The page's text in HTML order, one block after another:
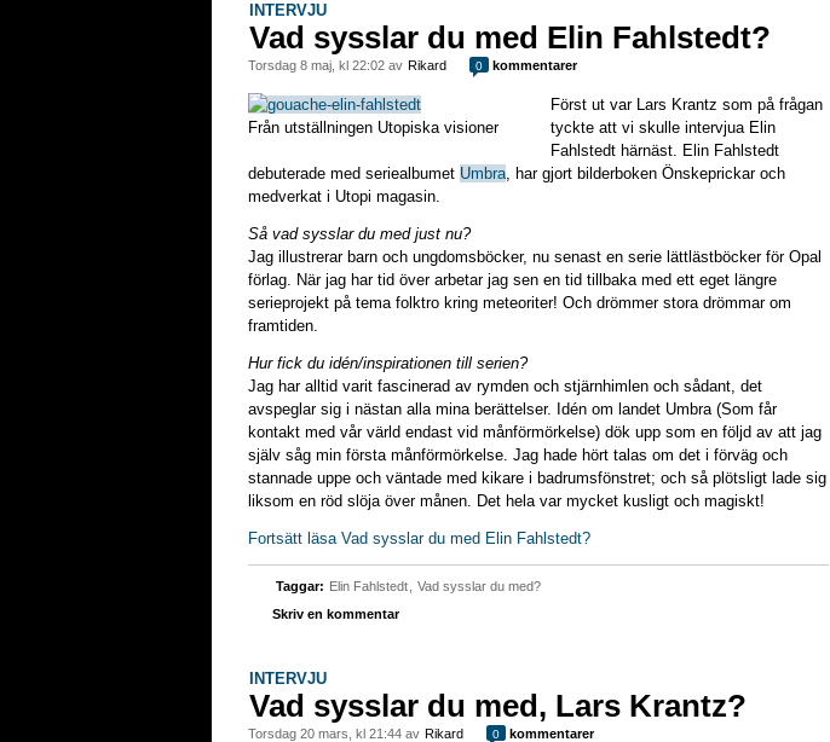
INTERVJU
Vad sysslar du med Elin Fahlstedt?
torsdag 8 maj, kl 22:02 av Rikard 0 kommentarer
Från utställningen Utopiska visioner
Först ut var Lars Krantz som på frågan
tyckte att vi skulle intervjua Elin
Fahlstedt härnäst. Elin Fahlstedt
debuterade med seriealbumet Umbra, har gjort bilderboken Önskeprickar och
medverkat i Utopi magasin.
Så vad sysslar du med just nu?
Jag illustrerar barn och ungdomsböcker, nu senast en serie lättlästböcker för Opal
förlag. När jag har tid över arbetar jag sen en tid tillbaka med ett eget längre
serieprojekt på tema folktro kring meteoriter! Och drömmer stora drömmar om
framtiden.
Hur fick du idén/inspirationen till serien?
Jag har alltid varit fascinerad av rymden och stjärnhimlen och sådant, det
avspeglar sig i nästan alla mina berättelser. Idén om landet Umbra (Som får
kontakt med vår värld endast vid månförmörkelse) dök upp som en följd av att jag
själv såg min första månförmörkelse. Jag hade hört talas om det i förväg och
stannade uppe och väntade med kikare i badrumsfönstret; och så plötsligt lade sig
liksom en röd slöja över månen. Det hela var mycket kusligt och magiskt!
Fortsätt läsa Vad sysslar du med Elin Fahlstedt?
Taggar: Elin Fahlstedt
Vad sysslar du med?
Skriv en kommentar
INTERVJU
Vad sysslar du med, Lars Krantz?
torsdag 20 mars, kl 21:44 av Rikard 0 kommentarer